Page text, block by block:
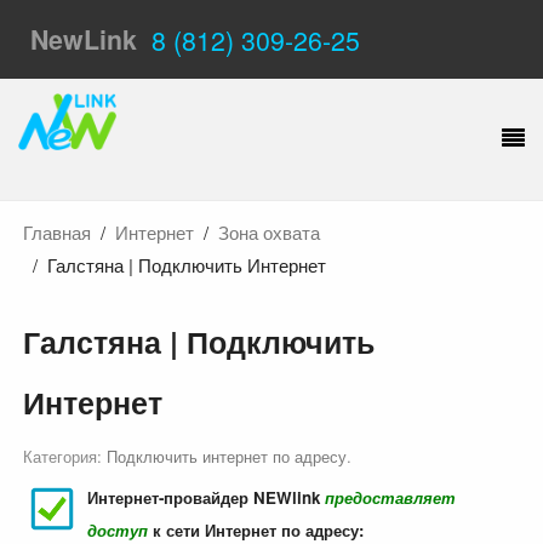
NewLink 8 (812) 309-26-25
Главная Интернет
Зона охвата
Галстяна | Подключить Интернет
Галстяна | Подключить
Интернет
Категория: Подключить интернет по адресу.
Интернет-провайдер NEWlink предоставляет
доступк сети Интернет по адресу: